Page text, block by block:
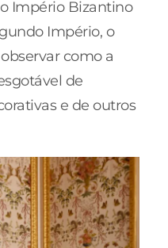
Império Bizantino
Império, o
como a
de
e de outros